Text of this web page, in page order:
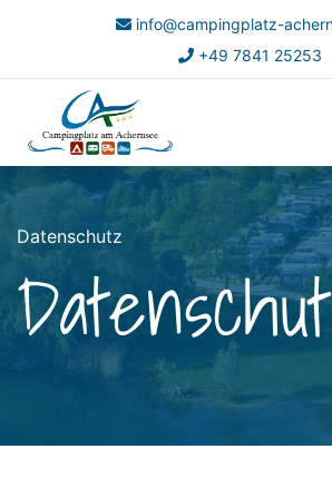
info@campingplatz-
+49 7841 25253
Datenschutz